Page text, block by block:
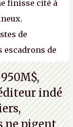
finisse cité à
de
escadrons de
copyright
vos
indé
ne pigent